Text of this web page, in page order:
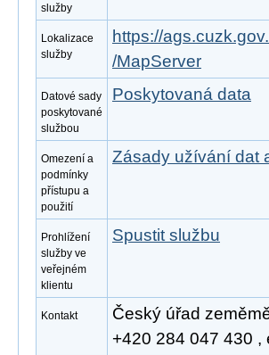
služby
Lokalizace
služby
https://
/MapServer
Datové sady
poskytované
službou
Poskytovaná data
Omezení a
podmínky
přístupu a
použití
Zásady užívání dat
Prohlížení
služby ve
veřejném
klientu
Spustit službu
Kontakt
Český úřad
+420 284 047 430 ,